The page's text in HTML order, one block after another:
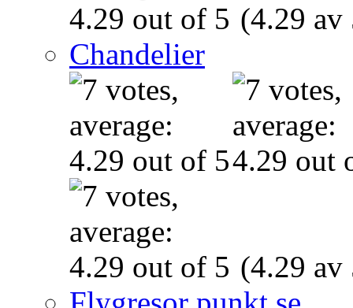
(4.29 av
Chandelier
(4.29 av